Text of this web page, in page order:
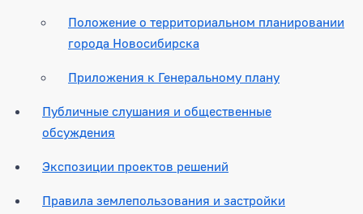
Положение о территориальном планировании
города Новосибирска
Приложения к Генеральному плану
Публичные слушания и общественные
обсуждения
Экспозиции проектов решений
Правила землепользования и застройки